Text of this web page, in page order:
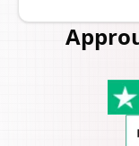
de modèle,
nous
vivement !